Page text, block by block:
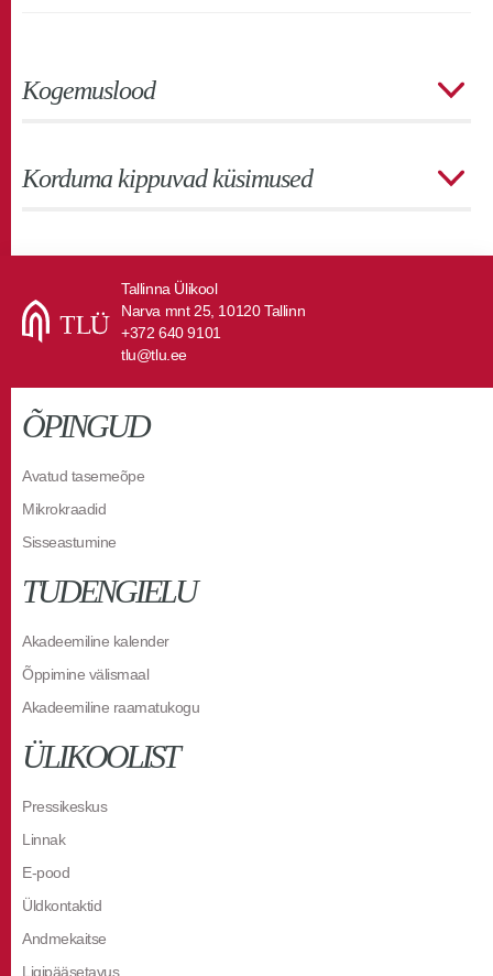
Kogemuslood
Korduma kippuvad küsimused
Tallinna Ülikool
Narva mnt 25, 10120 Tallinn
+372 640 9101
tlu@tlu.ee
ÕPINGUD
Avatud tasemeõpe
Mikrokraadid
Sisseastumine
TUDENGIELU
Akadeemiline kalender
Õppimine välismaal
Akadeemiline raamatukogu
ÜLIKOOLIST
Pressikeskus
Linnak
E-pood
Üldkontaktid
Andmekaitse
Ligipääsetavus